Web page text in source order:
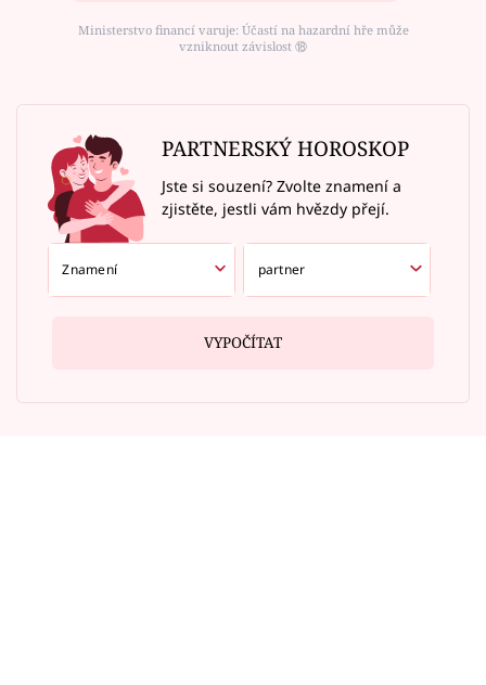
Ministerstvo financí varuje: Účastí na hazardní hře může
vzniknout závislost ⑱
PARTNERSKÝ HOROSKOP
Jste si souzení? Zvolte znamení a
zjistěte, jestli vám hvězdy přejí.
VYPOČÍTAT